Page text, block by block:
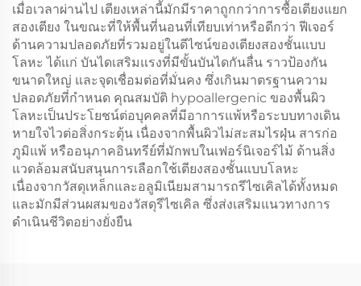
เมื่อเวลาผ่านไป เตียงเหล่านี้มักมีราคาถูกกว่าการซื้อเตียงแยก
สองเตียง ในขณะที่ให้พื้นที่นอนที่เทียบเท่าหรือดีกว่า ฟีเจอร์
ด้านความปลอดภัยที่รวมอยู่ในดีไซน์ของเตียงสองชั้นแบบ
โลหะ ได้แก่ บันไดเสริมแรงที่มีขั้นบันไดกันลื่น ราวป้องกัน
ขนาดใหญ่ และจุดเชื่อมต่อที่มั่นคง ซึ่งเกินมาตรฐานความ
ปลอดภัยที่กำหนด คุณสมบัติ hypoallergenic ของพื้นผิว
โลหะเป็นประโยชน์ต่อบุคคลที่มีอาการแพ้หรือระบบทางเดิน
หายใจไวต่อสิ่งกระตุ้น เนื่องจากพื้นผิวไม่สะสมไรฝุ่น สารก่อ
ภูมิแพ้ หรืออนุภาคอินทรีย์ที่มักพบในเฟอร์นิเจอร์ไม้ ด้านสิ่ง
แวดล้อมสนับสนุนการเลือกใช้เตียงสองชั้นแบบโลหะ
เนื่องจากวัสดุเหล็กและอลูมิเนียมสามารถรีไซเคิลได้ทั้งหมด
และมักมีส่วนผสมของวัสดุรีไซเคิล ซึ่งส่งเสริมแนวทางการ
ดำเนินชีวิตอย่างยั่งยืน